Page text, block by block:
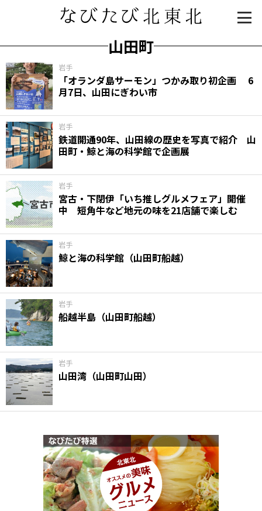
山田町
岩手
「オランダ島サーモン」つかみ取り初企画 6
月7日、山田にぎわい市
岩手
鉄道開通90年、山田線の歴史を写真で紹介 山
田町・鯨と海の科学館で企画展
岩手
宮古・下閉伊「いち推しグルメフェア」開催
中 短角牛など地元の味を21店舗で楽しむ
岩手
鯨と海の科学館（山田町船越）
岩手
船越半島（山田町船越）
岩手
山田湾（山田町山田）
知る一覧
世界遺産
文化・歴史
パワースポット
ミステリー
観る一覧
紅葉
楽しむ一覧
まつり・イベント
聖地
おみやげ・特産
道の駅・産直
鉄道
アウトドア・レジャー
味わう一覧
麺類
ご当地グルメ
酒
スイーツ
癒す一覧
温泉
自然
宿泊
青森県
岩手県
秋田県